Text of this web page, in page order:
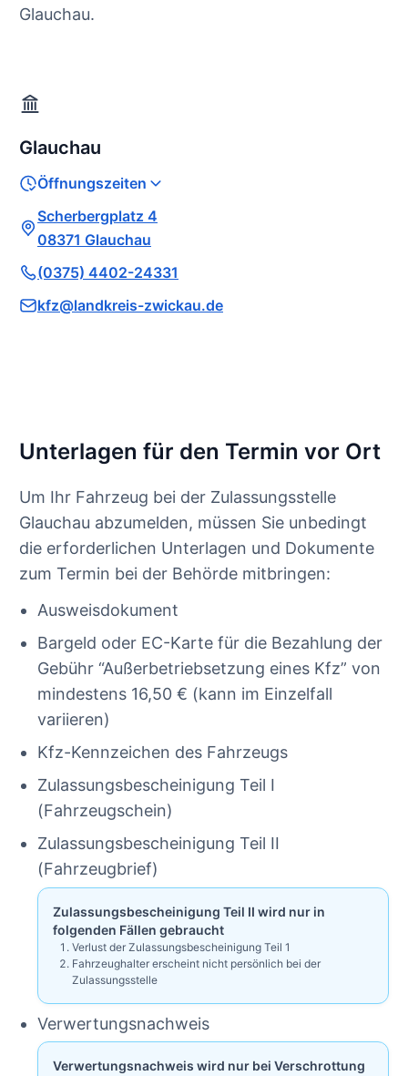
Glauchau.
Glauchau
Öffnungszeiten
Scherbergplatz 4
08371 Glauchau
(0375) 4402-24331
kfz@landkreis-zwickau.de
Unterlagen für den Termin vor Ort
Um Ihr Fahrzeug bei der Zulassungsstelle
Glauchau abzumelden, müssen Sie unbedingt
die erforderlichen Unterlagen und Dokumente
zum Termin bei der Behörde mitbringen:
Ausweisdokument
Bargeld oder EC-Karte für die Bezahlung der
Gebühr “Außerbetriebsetzung eines Kfz” von
mindestens 16,50 € (kann im Einzelfall
variieren)
Kfz-Kennzeichen des Fahrzeugs
Zulassungsbescheinigung Teil I
(Fahrzeugschein)
Zulassungsbescheinigung Teil II
(Fahrzeugbrief)
Zulassungsbescheinigung Teil II wird nur in
folgenden Fällen gebraucht
Verlust der Zulassungsbescheinigung Teil 1
Fahrzeughalter erscheint nicht persönlich bei der
Zulassungsstelle
Verwertungsnachweis
Verwertungsnachweis wird nur bei Verschrottung